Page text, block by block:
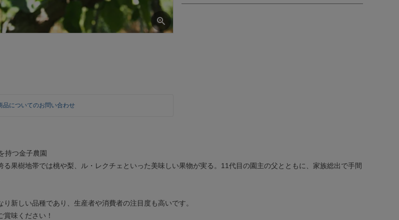
品についてのお問い合わせ
持つ金子農園
る果樹地帯では桃や梨、ル・レクチェといった美味しい果物が実る。11代目の園主の父とともに、家族総出で手間
新しい品種であり、生産者や消費者の注目度も高いです。
味ください！